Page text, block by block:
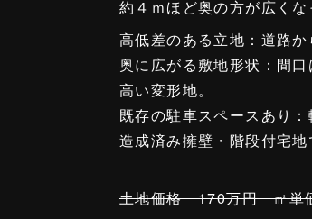
約４ｍほど奥の方が広くな
高低差のある立地：道路
奥に広がる敷地形状：間
高い変形地。
既存の駐車スペースあり：
造成済み擁壁・階段付宅
土地価格 170万円 ㎡単